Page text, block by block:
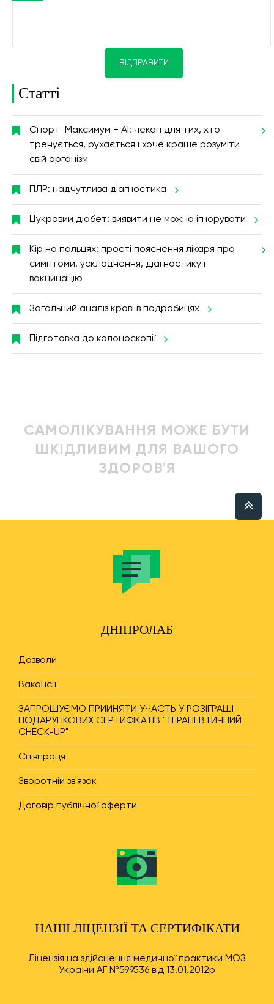
ВІДПРАВИТИ
Статті
Спорт-Максимум + AI: чекап для тих, хто
тренується, рухається і хоче краще розуміти
свій організм
ПЛР: надчутлива діагностика
Цукровий діабет: виявити не можна ігнорувати
Кір на пальцях: прості пояснення лікаря про
симптоми, ускладнення, діагностику і
вакцинацію
Загальний аналіз крові в подробицях
Підготовка до колоноскопії
САМОЛІКУВАННЯ МОЖЕ БУТИ
ШКІДЛИВИМ ДЛЯ ВАШОГО
ЗДОРОВ'Я
ДНІПРОЛАБ
Дозволи
Вакансії
ЗАПРОШУЄМО ПРИЙНЯТИ УЧАСТЬ У РОЗІГРАШІ
ПОДАРУНКОВИХ СЕРТИФІКАТІВ "ТЕРАПЕВТИЧНИЙ
CHECK-UP"
Співпраця
Зворотній зв'язок
Договір публічної оферти
НАШІ ЛІЦЕНЗІЇ ТА СЕРТИФІКАТИ
Ліцензія на здійснення медичної практики МОЗ
України АГ №599536 від 13.01.2012р